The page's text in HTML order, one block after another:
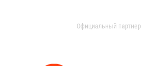
Официальный партнер